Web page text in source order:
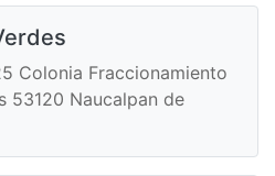
Colonia Fraccionamiento
53120 Naucalpan de